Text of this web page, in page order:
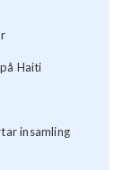
Haiti
insamling